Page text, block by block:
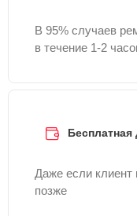
В 95% случаев
в течение 1-2
Бесплатная
Даже если
позже